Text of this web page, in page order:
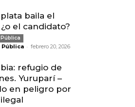
baila el
el candidato?
Pública - febrero 20, 2026
refugio de
Yuruparí –
en peligro por